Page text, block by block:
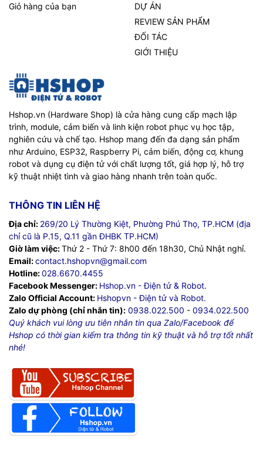
Giỏ hàng của bạn
DỰ ÁN
REVIEW SẢN PHẨM
ĐỐI TÁC
GIỚI THIỆU
Hshop.vn (Hardware Shop) là cửa hàng cung cấp mạch lập
trình, module, cảm biến và linh kiện robot phục vụ học tập,
nghiên cứu và chế tạo. Hshop mang đến đa dạng sản phẩm
như Arduino, ESP32, Raspberry Pi, cảm biến, động cơ, khung
robot và dụng cụ điện tử với chất lượng tốt, giá hợp lý, hỗ trợ
kỹ thuật nhiệt tình và giao hàng nhanh trên toàn quốc.
THÔNG TIN LIÊN HỆ
Địa chỉ: 269/20 Lý Thường Kiệt, Phường Phú Thọ, TP.HCM (địa
chỉ cũ là P.15, Q.11 gần ĐHBK TP.HCM)
Giờ làm việc:Thứ 2 - Thứ 7: 8h00 đến 18h30, Chủ Nhật nghỉ.
Email:contact.hshopvn@gmail.com
Hotline:028.6670.4455
Facebook Messenger: Hshop.vn - Điện tử & Robot.
Zalo Official Account: Hshopvn - Điện tử và Robot.
Zalo dự phòng (chỉ nhắn tin): 0938.022.500 - 0934.022.500
Quý khách vui lòng ưu tiên nhắn tin qua Zalo/Facebook để
Hshop có thời gian kiểm tra thông tin kỹ thuật và hỗ trợ tốt nhất
nhé!